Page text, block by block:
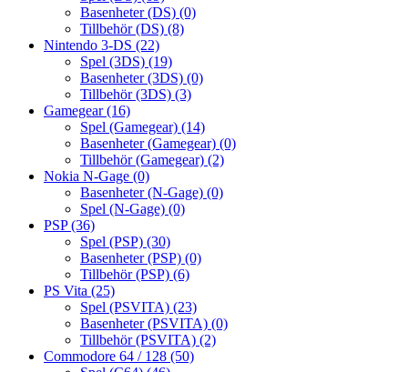
Basenheter (DS) (0)
Tillbehör (DS) (8)
Nintendo 3-DS (22)
Spel (3DS) (19)
Basenheter (3DS) (0)
Tillbehör (3DS) (3)
Gamegear(16)
Spel (Gamegear) (14)
Basenheter (Gamegear) (0)
Tillbehör (Gamegear) (2)
Nokia N-Gage (0)
Basenheter (N-Gage) (0)
Spel (N-Gage) (0)
PSP(36)
Spel (PSP) (30)
Basenheter (PSP) (0)
Tillbehör (PSP) (6)
PS Vita (25)
Spel (PSVITA) (23)
Basenheter (PSVITA) (0)
Tillbehör (PSVITA) (2)
Commodore 64 / 128 (50)